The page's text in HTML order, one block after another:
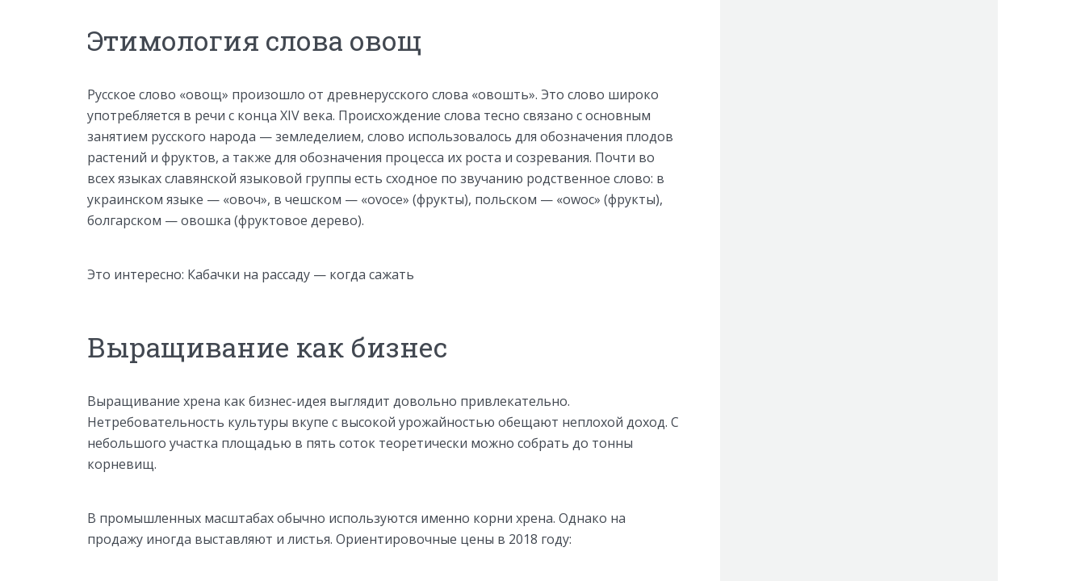
Этимология слова овощ
Русское слово «овощ» произошло от древнерусского слова «овошть». Это слово широко
употребляется в речи с конца XIV века. Происхождение слова тесно связано с основным
занятием русского народа — земледелием, слово использовалось для обозначения плодов
растений и фруктов, а также для обозначения процесса их роста и созревания. Почти во
всех языках славянской языковой группы есть сходное по звучанию родственное слово: в
украинском языке — «овоч», в чешском — «ovoce» (фрукты), польском — «owoc» (фрукты),
болгарском — овошка (фруктовое дерево).
Это интересно: Кабачки на рассаду — когда сажать
Выращивание как бизнес
Выращивание хрена как бизнес-идея выглядит довольно привлекательно.
Нетребовательность культуры вкупе с высокой урожайностью обещают неплохой доход. С
небольшого участка площадью в пять соток теоретически можно собрать до тонны
корневищ.
В промышленных масштабах обычно используются именно корни хрена. Однако на
продажу иногда выставляют и листья. Ориентировочные цены в 2018 году: